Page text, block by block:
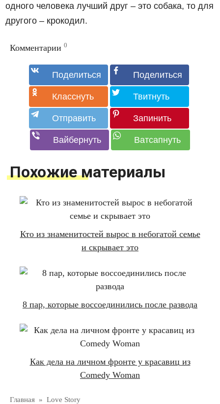
одного человека лучший друг – это собака, то для
другого – крокодил.
Комментарии 0
Похожие материалы
Кто из знаменитостей вырос в небогатой семье
и скрывает это
8 пар, которые воссоединились после развода
Как дела на личном фронте у красавиц из
Comedy Woman
Главная » Love Story